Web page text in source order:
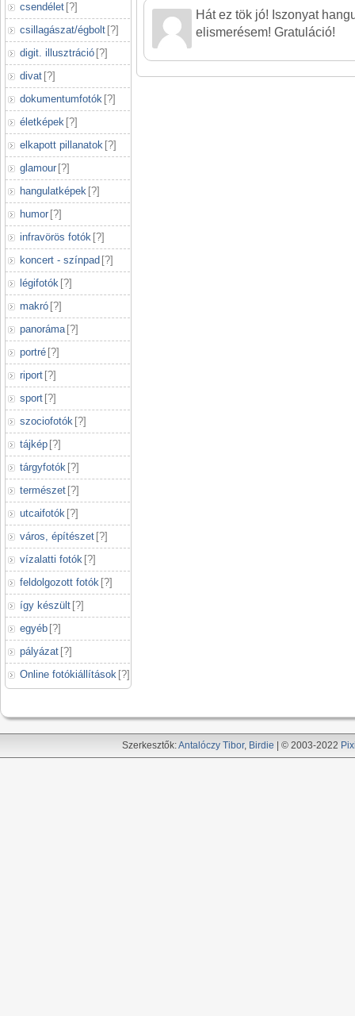
csendélet [?]
csillagászat/égbolt [?]
digit. illusztráció [?]
divat [?]
dokumentumfotók [?]
életképek [?]
elkapott pillanatok [?]
glamour [?]
hangulatképek [?]
humor [?]
infravörös fotók [?]
koncert - színpad [?]
légifotók [?]
makró [?]
panoráma [?]
portré [?]
riport [?]
sport [?]
szociofotók [?]
tájkép [?]
tárgyfotók [?]
természet [?]
utcaifotók [?]
város, építészet [?]
vízalatti fotók [?]
feldolgozott fotók [?]
így készült [?]
egyéb [?]
pályázat [?]
Online fotókiállítások [?]
Hát ez tök jó! Iszonyat
elismerésem! Gratuláció!
Szerkesztők:Antalóczy Tibor, Birdie | © 2003-2022